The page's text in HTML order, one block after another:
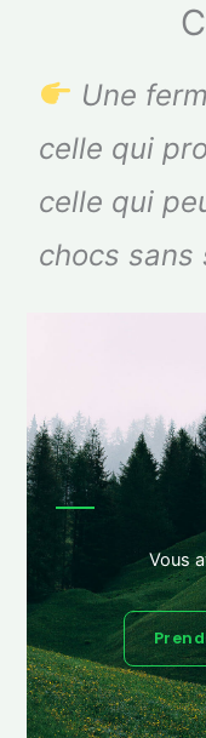
Une
celle qui
celle qui
chocs sans
Vous